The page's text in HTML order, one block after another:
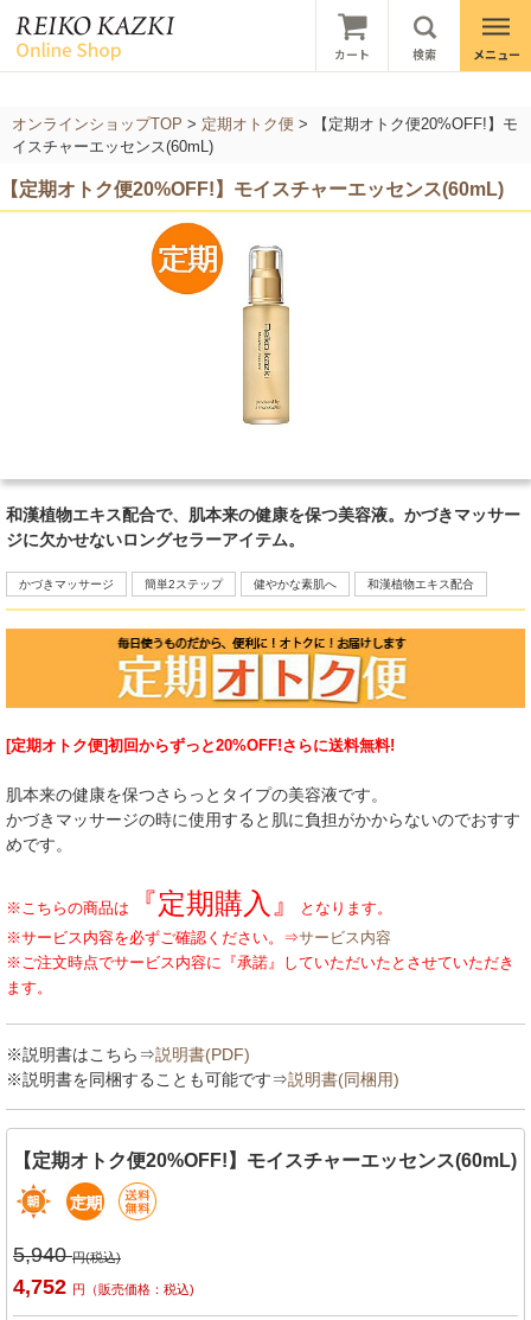
オンラインショップTOP > 定期オトク便 >
【定期オトク便20%OFF!】モ
イスチャーエッセンス(60mL)
【定期オトク便20%OFF!】モイスチャーエッセンス(60mL)
和漢植物エキス配合で、肌本来の健康を保つ美容液。かづきマッサー
ジに欠かせないロングセラーアイテム。
かづきマッサージ 簡単2ステップ 健やかな素肌へ 和漢植物エキス配合
[定期オトク便]初回からずっと20%OFF!さらに送料無料!
肌本来の健康を保つさらっとタイプの美容液です。
かづきマッサージの時に使用すると肌に負担がかからないのでおすす
めです。
※こちらの商品は 『定期購入』
となります。
※サービス内容を必ずご確認ください。⇒サービス内容
※ご注文時点でサービス内容に『承諾』していただいたとさせていただき
ます。
※説明書はこちら⇒説明書(PDF)
※説明書を同梱することも可能です⇒説明書(同梱用)
【定期オトク便20%OFF!】モイスチャーエッセンス(60mL)
5,940円(税込)
4,752 円（販売価格：税込)